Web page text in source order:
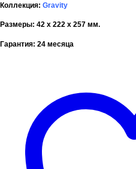
Коллекция: Gravity
Размеры: 42 x 222 x 257 мм.
Гарантия: 24 месяца